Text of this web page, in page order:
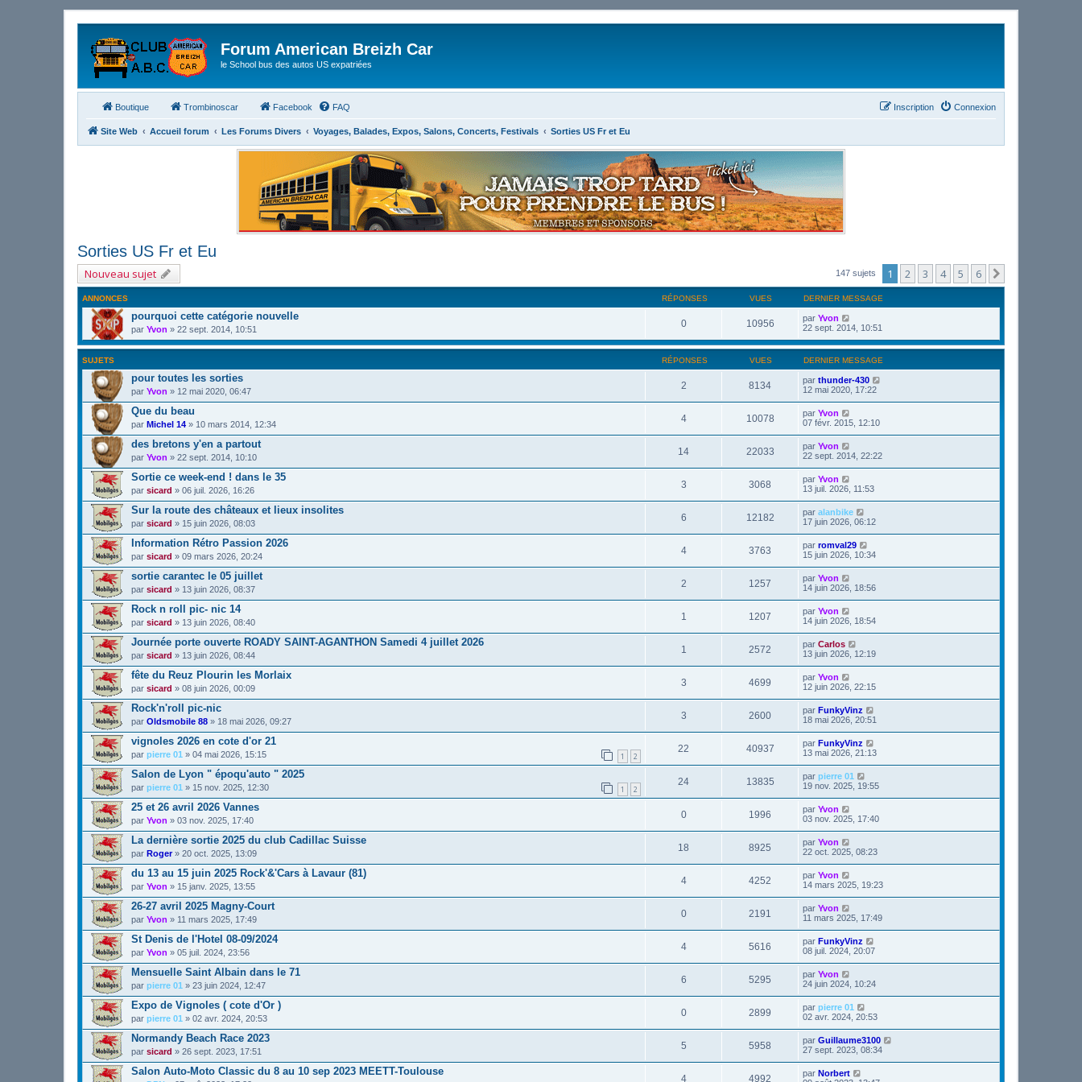
Forum American Breizh Car
le School bus des autos US expatriées
Boutique Trombinoscar Facebook FAQ Connexion
Inscription
Site Web Accueil forum Les Forums Divers Voyages, Balades, Expos, Salons, Concerts, Festivals Sorties US Fr et Eu
Sorties US Fr et Eu
Nouveau sujet 147 sujets 1 2 3 4 5 6
ANNONCES RÉPONSES VUES DERNIER MESSAGE
pourquoi cette catégorie nouvelle
par Yvon » 22 sept. 2014, 10:51
0 10956 par Yvon
22 sept. 2014, 10:51
SUJETS RÉPONSES VUES DERNIER MESSAGE
pour toutes les sorties
par Yvon » 12 mai 2020, 06:47
2 8134 par thunder-430
12 mai 2020, 17:22
Que du beau
par Michel 14 » 10 mars 2014, 12:34
4 10078 par Yvon
07 févr. 2015, 12:10
des bretons y'en a partout
par Yvon » 22 sept. 2014, 10:10
14 22033 par Yvon
22 sept. 2014, 22:22
Sortie ce week-end ! dans le 35
par sicard » 06 juil. 2026, 16:26
3 3068 par Yvon
13 juil. 2026, 11:53
Sur la route des châteaux et lieux insolites
par sicard » 15 juin 2026, 08:03
6 12182 par alanbike
17 juin 2026, 06:12
Information Rétro Passion 2026
par sicard » 09 mars 2026, 20:24
4 3763 par romval29
15 juin 2026, 10:34
sortie carantec le 05 juillet
par sicard » 13 juin 2026, 08:37
2 1257 par Yvon
14 juin 2026, 18:56
Rock n roll pic- nic 14
par sicard » 13 juin 2026, 08:40
1 1207 par Yvon
14 juin 2026, 18:54
Journée porte ouverte ROADY SAINT-AGANTHON Samedi 4 juillet 2026
par sicard » 13 juin 2026, 08:44
1 2572 par Carlos
13 juin 2026, 12:19
fête du Reuz Plourin les Morlaix
par sicard » 08 juin 2026, 00:09
3 4699 par Yvon
12 juin 2026, 22:15
Rock'n'roll pic-nic
par Oldsmobile 88 » 18 mai 2026, 09:27
3 2600 par FunkyVinz
18 mai 2026, 20:51
vignoles 2026 en cote d'or 21
par pierre 01 » 04 mai 2026, 15:15 1 2
22 40937 par FunkyVinz
13 mai 2026, 21:13
Salon de Lyon " époqu'auto " 2025
par pierre 01 » 15 nov. 2025, 12:30 1 2
24 13835 par pierre 01
19 nov. 2025, 19:55
25 et 26 avril 2026 Vannes
par Yvon » 03 nov. 2025, 17:40
0 1996 par Yvon
03 nov. 2025, 17:40
La dernière sortie 2025 du club Cadillac Suisse
par Roger» 20 oct. 2025, 13:09
18 8925 par Yvon
22 oct. 2025, 08:23
du 13 au 15 juin 2025 Rock'&'Cars à Lavaur (81)
par Yvon » 15 janv. 2025, 13:55
4 4252 par Yvon
14 mars 2025, 19:23
26-27 avril 2025 Magny-Court
par Yvon » 11 mars 2025, 17:49
0 2191 par Yvon
11 mars 2025, 17:49
St Denis de l'Hotel 08-09/2024
par Yvon » 05 juil. 2024, 23:56
4 5616 par FunkyVinz
08 juil. 2024, 20:07
Mensuelle Saint Albain dans le 71
par pierre 01 » 23 juin 2024, 12:47
6 5295 par Yvon
24 juin 2024, 10:24
Expo de Vignoles ( cote d'Or )
par pierre 01 » 02 avr. 2024, 20:53
0 2899 par pierre 01
02 avr. 2024, 20:53
Normandy Beach Race 2023
par sicard » 26 sept. 2023, 17:51
5 5958 par Guillaume3100
27 sept. 2023, 08:34
Salon Auto-Moto Classic du 8 au 10 sep 2023 MEETT-Toulouse
4 4992 par Norbert